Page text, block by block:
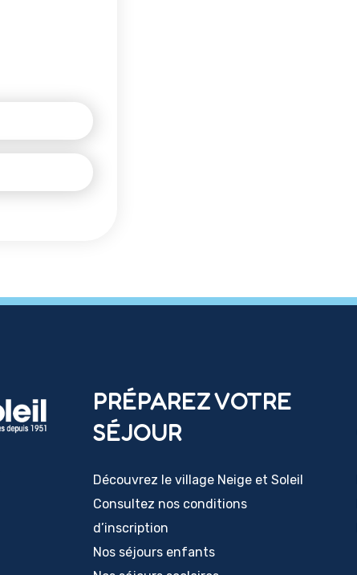
PRÉPAREZ VOTRE
SÉJOUR
Découvrez le village Neige et Soleil
Consultez nos conditions
d’inscription
Nos séjours enfants